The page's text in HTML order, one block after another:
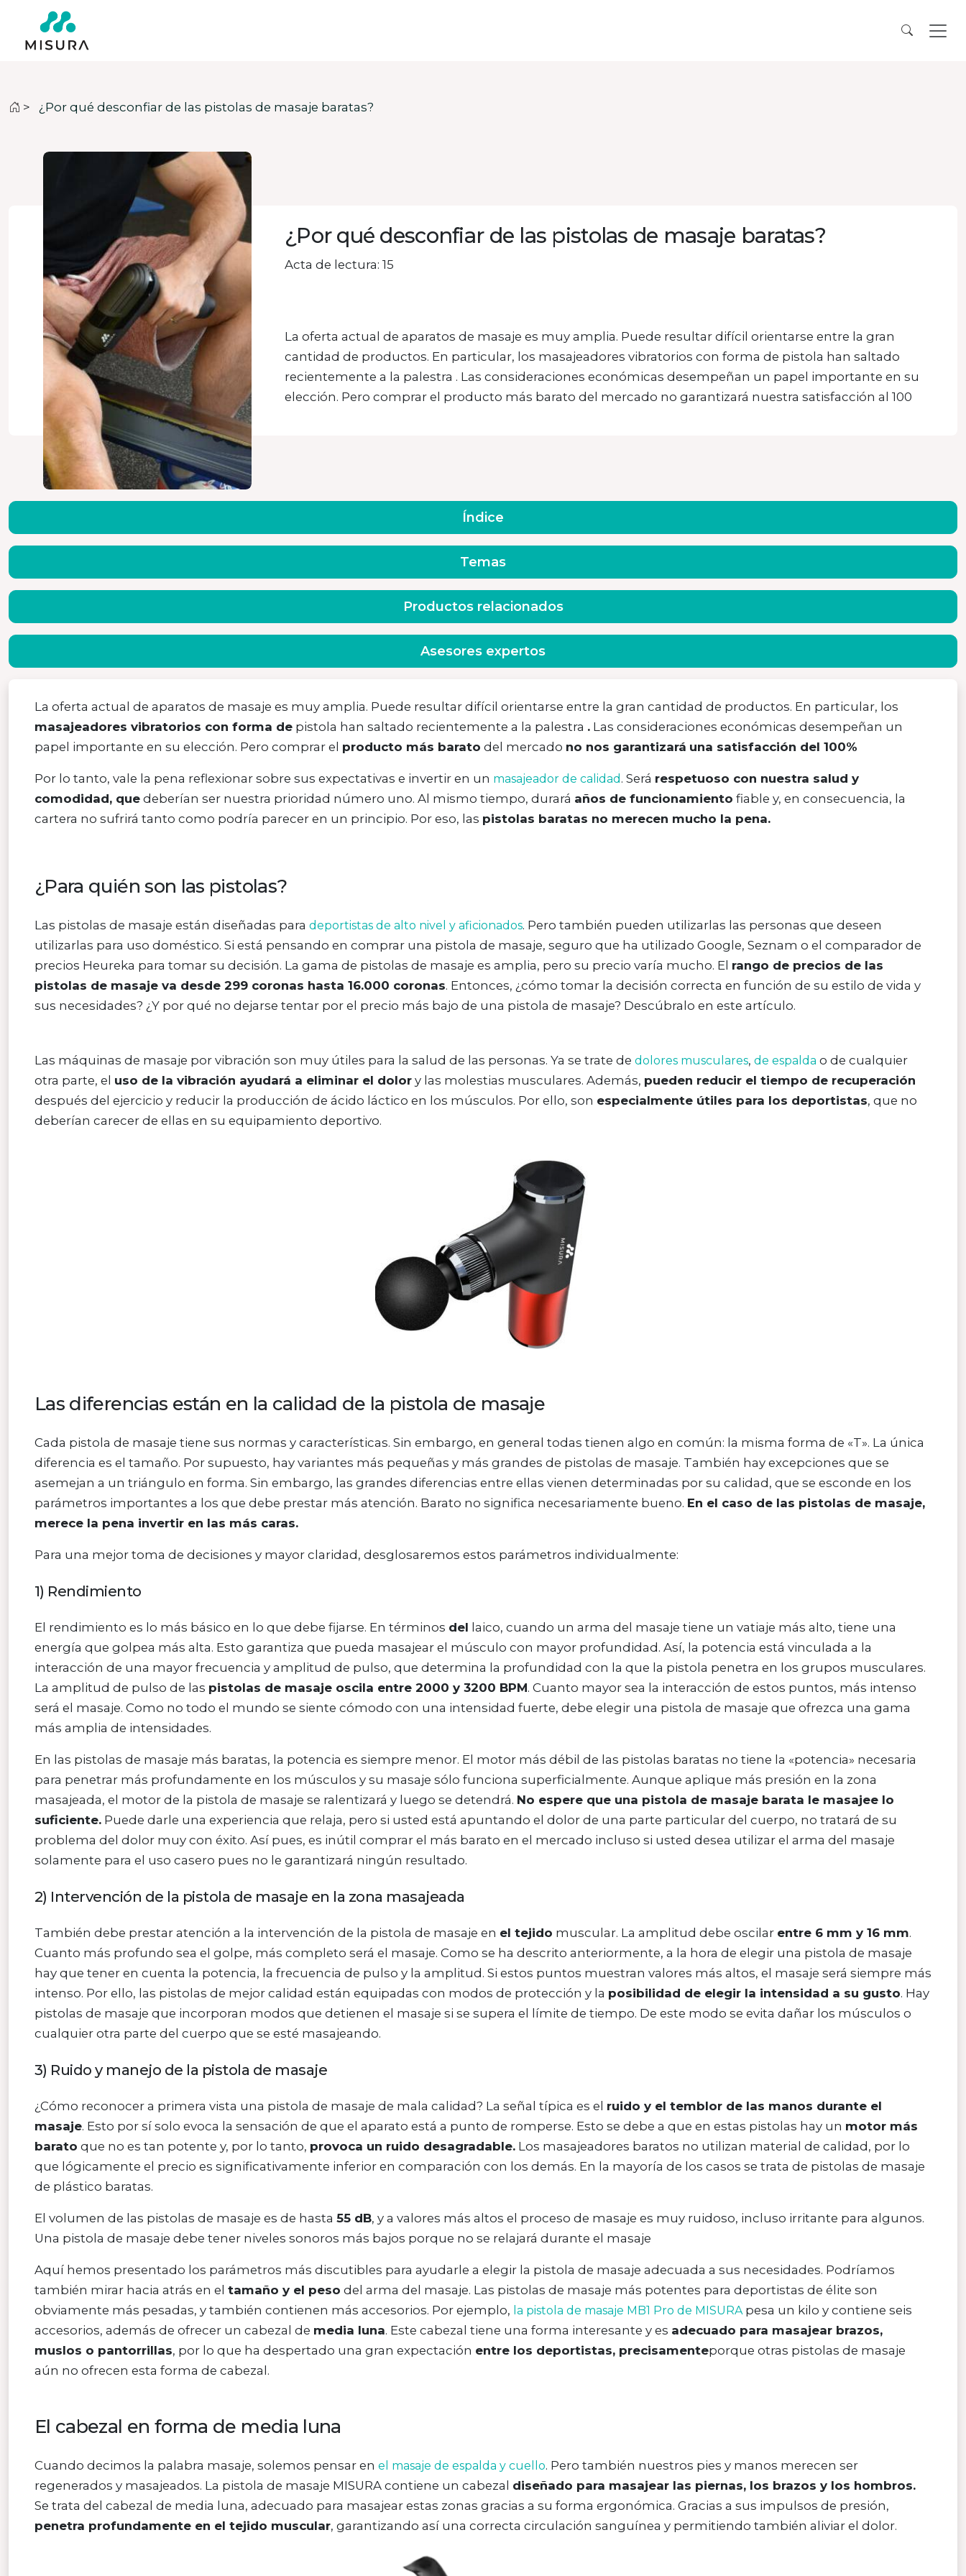
> ¿Por qué desconfiar de las pistolas de masaje baratas?
¿Por qué desconfiar de las pistolas de masaje baratas?
Acta de lectura: 15
La oferta actual de aparatos de masaje es muy amplia. Puede resultar difícil orientarse entre la gran
cantidad de productos. En particular, los masajeadores vibratorios con forma de pistola han saltado
recientemente a la palestra . Las consideraciones económicas desempeñan un papel importante en su
elección. Pero comprar el producto más barato del mercado no garantizará nuestra satisfacción al 100
La oferta actual de aparatos de masaje es muy amplia. Puede resultar difícil orientarse entre la gran cantidad de productos. En particular, los
masajeadores vibratorios con forma de pistola han saltado recientemente a la palestra . Las consideraciones económicas desempeñan un
papel importante en su elección. Pero comprar el producto más barato del mercado no nos garantizará una satisfacción del 100%
Por lo tanto, vale la pena reflexionar sobre sus expectativas e invertir en un masajeador de calidad . Será respetuoso con nuestra salud y
comodidad, que deberían ser nuestra prioridad número uno. Al mismo tiempo, durará años de funcionamiento fiable y, en consecuencia, la
cartera no sufrirá tanto como podría parecer en un principio. Por eso, las pistolas baratas no merecen mucho la pena.
¿Para quién son las pistolas?
Las pistolas de masaje están diseñadas para deportistas de alto nivel y aficionados. Pero también pueden utilizarlas las personas que deseen
utilizarlas para uso doméstico. Si está pensando en comprar una pistola de masaje, seguro que ha utilizado Google, Seznam o el comparador de
precios Heureka para tomar su decisión. La gama de pistolas de masaje es amplia, pero su precio varía mucho. El rango de precios de las
pistolas de masaje va desde 299 coronas hasta 16.000 coronas. Entonces, ¿cómo tomar la decisión correcta en función de su estilo de vida y
sus necesidades? ¿Y por qué no dejarse tentar por el precio más bajo de una pistola de masaje? Descúbralo en este artículo.
Las máquinas de masaje por vibración son muy útiles para la salud de las personas. Ya se trate de dolores musculares, de espalda o de cualquier
otra parte, el uso de la vibración ayudará a eliminar el dolor y las molestias musculares. Además, pueden reducir el tiempo de recuperación
después del ejercicio y reducir la producción de ácido láctico en los músculos. Por ello, son especialmente útiles para los deportistas, que no
deberían carecer de ellas en su equipamiento deportivo.
Las diferencias están en la calidad de la pistola de masaje
Cada pistola de masaje tiene sus normas y características. Sin embargo, en general todas tienen algo en común: la misma forma de «T». La única
diferencia es el tamaño. Por supuesto, hay variantes más pequeñas y más grandes de pistolas de masaje. También hay excepciones que se
asemejan a un triángulo en forma. Sin embargo, las grandes diferencias entre ellas vienen determinadas por su calidad, que se esconde en los
parámetros importantes a los que debe prestar más atención. Barato no significa necesariamente bueno. En el caso de las pistolas de masaje,
merece la pena invertir en las más caras.
Para una mejor toma de decisiones y mayor claridad, desglosaremos estos parámetros individualmente:
1) Rendimiento
El rendimiento es lo más básico en lo que debe fijarse. En términos del laico, cuando un arma del masaje tiene un vatiaje más alto, tiene una
energía que golpea más alta. Esto garantiza que pueda masajear el músculo con mayor profundidad. Así, la potencia está vinculada a la
interacción de una mayor frecuencia y amplitud de pulso, que determina la profundidad con la que la pistola penetra en los grupos musculares.
La amplitud de pulso de las pistolas de masaje oscila entre 2000 y 3200 BPM. Cuanto mayor sea la interacción de estos puntos, más intenso
será el masaje. Como no todo el mundo se siente cómodo con una intensidad fuerte, debe elegir una pistola de masaje que ofrezca una gama
más amplia de intensidades.
En las pistolas de masaje más baratas, la potencia es siempre menor. El motor más débil de las pistolas baratas no tiene la «potencia» necesaria
para penetrar más profundamente en los músculos y su masaje sólo funciona superficialmente. Aunque aplique más presión en la zona
masajeada, el motor de la pistola de masaje se ralentizará y luego se detendrá. No espere que una pistola de masaje barata le masajee lo
suficiente. Puede darle una experiencia que relaja, pero si usted está apuntando el dolor de una parte particular del cuerpo, no tratará de su
problema del dolor muy con éxito. Así pues, es inútil comprar el más barato en el mercado incluso si usted desea utilizar el arma del masaje
solamente para el uso casero pues no le garantizará ningún resultado.
2) Intervención de la pistola de masaje en la zona masajeada
También debe prestar atención a la intervención de la pistola de masaje en el tejido muscular. La amplitud debe oscilar entre 6 mm y 16 mm.
Cuanto más profundo sea el golpe, más completo será el masaje. Como se ha descrito anteriormente, a la hora de elegir una pistola de masaje
hay que tener en cuenta la potencia, la frecuencia de pulso y la amplitud. Si estos puntos muestran valores más altos, el masaje será siempre más
intenso. Por ello, las pistolas de mejor calidad están equipadas con modos de protección y la posibilidad de elegir la intensidad a su gusto. Hay
pistolas de masaje que incorporan modos que detienen el masaje si se supera el límite de tiempo. De este modo se evita dañar los músculos o
cualquier otra parte del cuerpo que se esté masajeando.
3) Ruido y manejo de la pistola de masaje
¿Cómo reconocer a primera vista una pistola de masaje de mala calidad? La señal típica es el ruido y el temblor de las manos durante el
masaje. Esto por sí solo evoca la sensación de que el aparato está a punto de romperse. Esto se debe a que en estas pistolas hay un motor más
barato que no es tan potente y, por lo tanto, provoca un ruido desagradable. Los masajeadores baratos no utilizan material de calidad, por lo
que lógicamente el precio es significativamente inferior en comparación con los demás. En la mayoría de los casos se trata de pistolas de masaje
de plástico baratas.
El volumen de las pistolas de masaje es de hasta 55 dB, y a valores más altos el proceso de masaje es muy ruidoso, incluso irritante para algunos.
Una pistola de masaje debe tener niveles sonoros más bajos porque no se relajará durante el masaje
Aquí hemos presentado los parámetros más discutibles para ayudarle a elegir la pistola de masaje adecuada a sus necesidades. Podríamos
también mirar hacia atrás en el tamaño y el peso del arma del masaje. Las pistolas de masaje más potentes para deportistas de élite son
obviamente más pesadas, y también contienen más accesorios. Por ejemplo, la pistola de masaje MB1 Pro de MISURApesa un kilo y contiene seis
accesorios, además de ofrecer un cabezal de media luna. Este cabezal tiene una forma interesante y es adecuado para masajear brazos,
muslos o pantorrillas, por lo que ha despertado una gran expectación entre los deportistas, precisamenteporque otras pistolas de masaje
aún no ofrecen esta forma de cabezal.
El cabezal en forma de media luna
Cuando decimos la palabra masaje, solemos pensar en el masaje de espalda y cuello. Pero también nuestros pies y manos merecen ser
regenerados y masajeados. La pistola de masaje MISURA contiene un cabezal diseñado para masajear las piernas, los brazos y los hombros.
Se trata del cabezal de media luna, adecuado para masajear estas zonas gracias a su forma ergonómica. Gracias a sus impulsos de presión,
penetra profundamente en el tejido muscular, garantizando así una correcta circulación sanguínea y permitiendo también aliviar el dolor.
Índice
Temas
Productos relacionados
Asesores expertos